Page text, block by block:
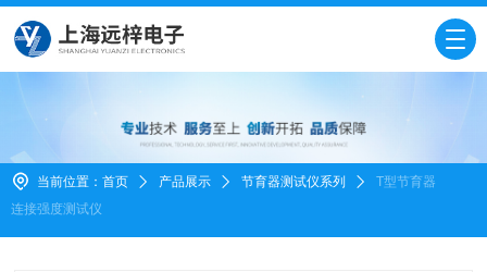
当前位置： 首页 产品展示 节育器测试仪系列
T型节育器
连接强度测试仪